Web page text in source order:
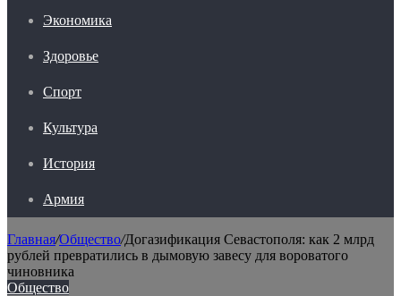
Экономика
Здоровье
Спорт
Культура
История
Армия
Главная/Общество/Догазификация Севастополя: как 2 млрд
рублей превратились в дымовую завесу для вороватого
чиновника
Общество